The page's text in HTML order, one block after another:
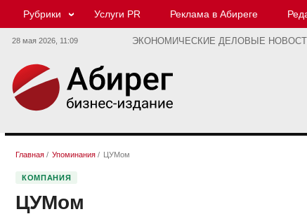
Рубрики Услуги PR Реклама в Абиреге
28 мая 2026, 11:09 ЭКОНОМИЧЕСКИЕ ДЕЛОВЫЕ
Главная / Упоминания / ЦУМом
КОМПАНИЯ
ЦУМом